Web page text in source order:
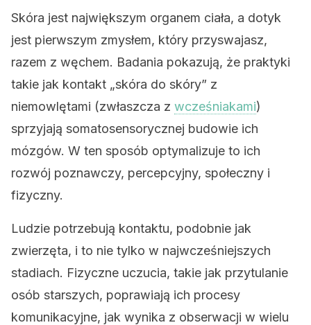
Skóra jest największym organem ciała, a dotyk
jest pierwszym zmysłem, który przyswajasz,
razem z węchem. Badania pokazują, że praktyki
takie jak kontakt „skóra do skóry” z
niemowlętami (zwłaszcza z wcześniakami)
sprzyjają somatosensorycznej budowie ich
mózgów. W ten sposób optymalizuje to ich
rozwój poznawczy, percepcyjny, społeczny i
fizyczny.
Ludzie potrzebują kontaktu, podobnie jak
zwierzęta, i to nie tylko w najwcześniejszych
stadiach. Fizyczne uczucia, takie jak przytulanie
osób starszych, poprawiają ich procesy
komunikacyjne, jak wynika z obserwacji w wielu